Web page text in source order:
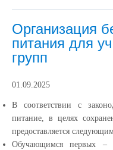
Организация
питания для
групп
01.09.2025
В соответствии с
питание, в целях
предоставляется
Обучающимся первых –